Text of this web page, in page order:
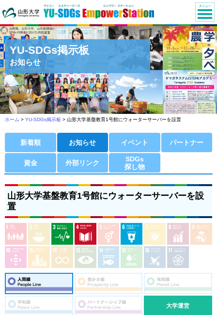
YU-SDGs掲示板
お知らせ
ホーム > YU-SDGs掲示板 > 山形大学基盤教育1号館にウォーターサーバーを設置
新着順 お知らせ イベント パートナー
資金 外部リンク
SDGs
探し物
山形大学基盤教育1号館にウォーターサーバーを設
置
大学運営